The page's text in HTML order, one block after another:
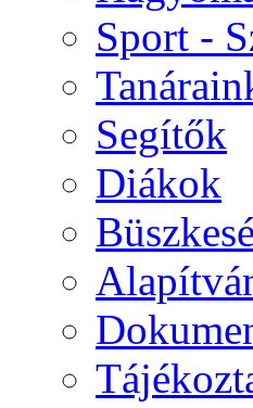
Sport -
Segítők
Diákok